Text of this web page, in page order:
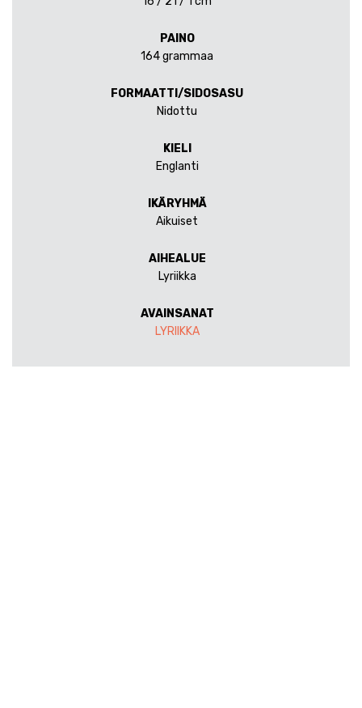
PAINO
164 grammaa
FORMAATTI/SIDOSASU
Nidottu
KIELI
Englanti
IKÄRYHMÄ
Aikuiset
AIHEALUE
Lyriikka
AVAINSANAT
LYRIIKKA